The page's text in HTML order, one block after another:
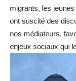
migrants, les
ont suscité des
nos médiateurs,
enjeux sociaux qui